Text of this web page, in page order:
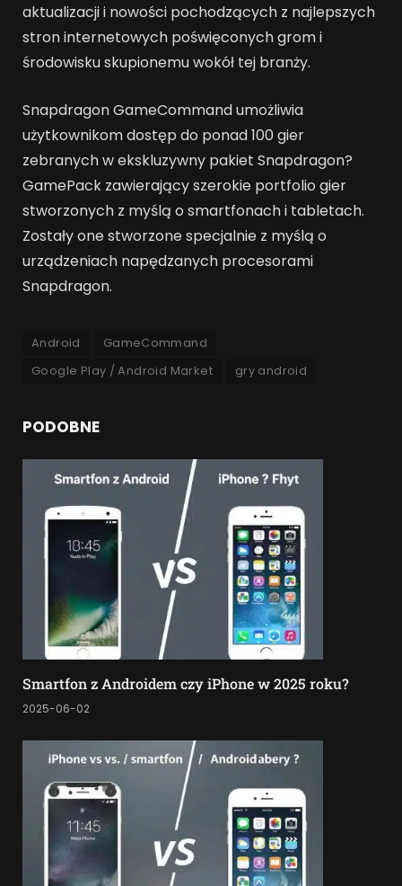
aktualizacji i nowości pochodzących z najlepszych
stron internetowych poświęconych grom i
środowisku skupionemu wokół tej branży.
Snapdragon GameCommand umożliwia
użytkownikom dostęp do ponad 100 gier
zebranych w ekskluzywny pakiet Snapdragon?
GamePack zawierający szerokie portfolio gier
stworzonych z myślą o smartfonach i tabletach.
Zostały one stworzone specjalnie z myślą o
urządzeniach napędzanych procesorami
Snapdragon.
Android
GameCommand
Google Play / Android Market
gry android
PODOBNE
Smartfon z Androidem czy iPhone w 2025 roku?
2025-06-02